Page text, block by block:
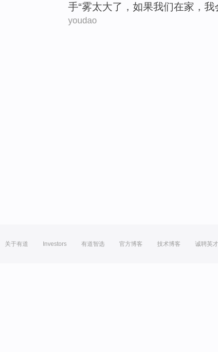
手“雾太大了， 如果我们在家 ， 我
youdao
关于有道 Investors 有道智选 官方博客 技术博客 诚聘英才